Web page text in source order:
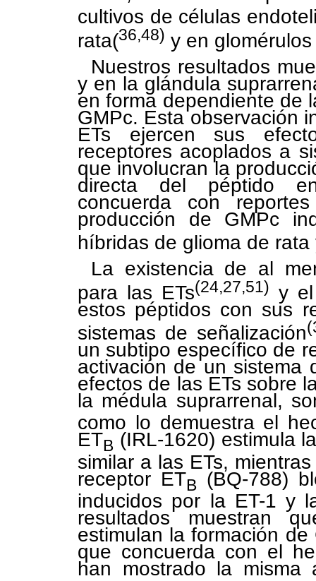
cultivos de células
rata(36,48) y en
Nuestros resultados
y en la glándula
en forma dependiente de
GMPc. Esta observación
ETs ejercen sus
receptores acoplados a
que involucran la
directa del péptido
concuerda con
producción de GMPc
híbridas de glioma de
La existencia de al
para las ETs(24,27,51) y
estos péptidos con sus
sistemas de señalización
un subtipo específico de
activación de un sistema
efectos de las ETs sobre
la médula suprarrenal,
como lo demuestra el
ETB (IRL-1620) estimula
similar a las ETs,
receptor ETB (BQ-788)
inducidos por la ET-1 y
resultados muestran
estimulan la formación
que concuerda con el
han mostrado la